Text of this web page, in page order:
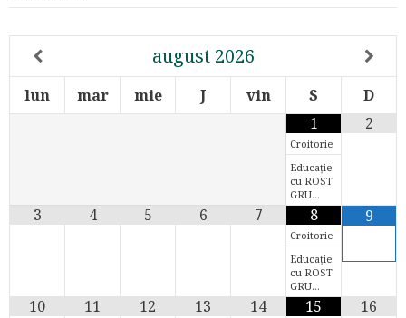
august 2026
lun mar mie J vin S
D
1
Croitorie
Educație
cu ROST
GRU…
2
3 4 5 6 7 8
Croitorie
Educație
cu ROST
GRU…
9
10 11 12 13 14 15 16